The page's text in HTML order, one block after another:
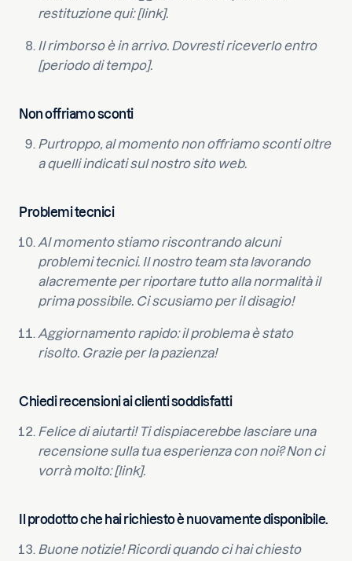
restituzione qui: [link].
Il rimborso è in arrivo. Dovresti riceverlo entro
[periodo di tempo].
Non offriamo sconti
Purtroppo, al momento non offriamo sconti oltre
a quelli indicati sul nostro sito web.
Problemi tecnici
Al momento stiamo riscontrando alcuni
problemi tecnici. Il nostro team sta lavorando
alacremente per riportare tutto alla normalità il
prima possibile. Ci scusiamo per il disagio!
Aggiornamento rapido: il problema è stato
risolto. Grazie per la pazienza!
Chiedi recensioni ai clienti soddisfatti
Felice di aiutarti! Ti dispiacerebbe lasciare una
recensione sulla tua esperienza con noi? Non ci
vorrà molto: [link].
Il prodotto che hai richiesto è nuovamente disponibile.
Buone notizie! Ricordi quando ci hai chiesto